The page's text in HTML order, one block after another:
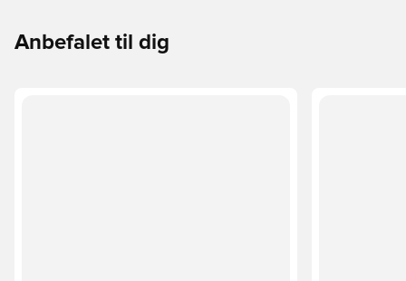
Anbefalet til dig